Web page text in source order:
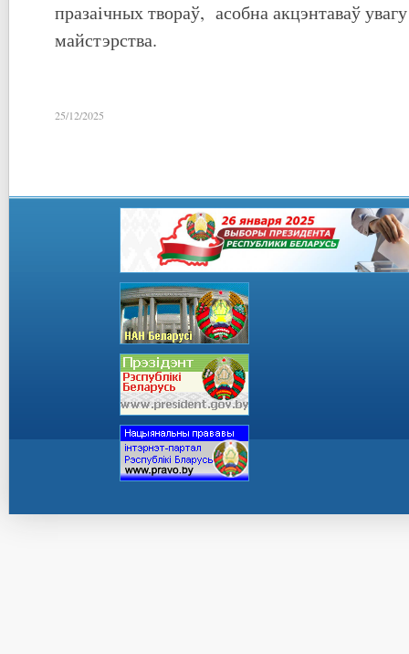
празаічных твораў, асобна акцэнтаваў
майстэрства.
25/12/2025